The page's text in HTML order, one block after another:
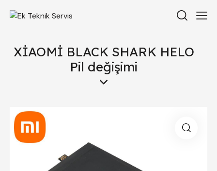
XİAOMİ BLACK SHARK HELO
Pil değişimi